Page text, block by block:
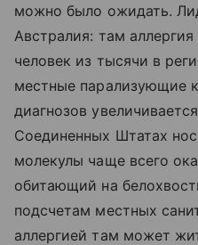
можно было ожидать.
Австралия: там
человек из тысячи в
местные парализующие
диагнозов
Соединенных Штатах
молекулы чаще всего
обитающий на
подсчетам местных
аллергией там может